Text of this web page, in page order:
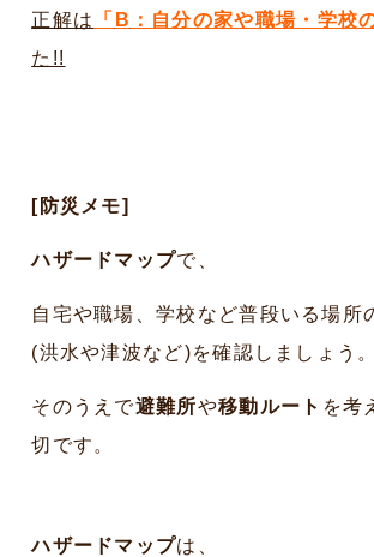
正解は 「 B ：自分の家や職場・学校
た!!
[防災メモ]
ハザードマップで、
自宅や職場、学校など普段いる場所
(洪水や津波など)を確認しましょう。
そのうえで避難所や移動ルート を考
切です。
ハザードマップは、